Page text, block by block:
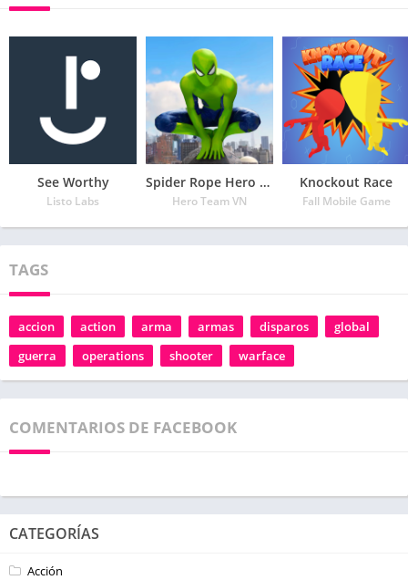
See Worthy
Listo Labs
Spider Rope Hero – Vegas Crime city
Hero Team VN
Knockout Race
Fall Mobile Game
TAGS
accion action arma armas disparos
global
guerra
operations shooter warface
COMENTARIOS DE FACEBOOK
CATEGORÍAS
Acción